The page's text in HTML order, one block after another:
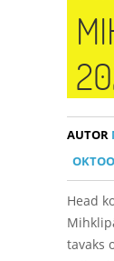
AUTOR
Head
tavaks